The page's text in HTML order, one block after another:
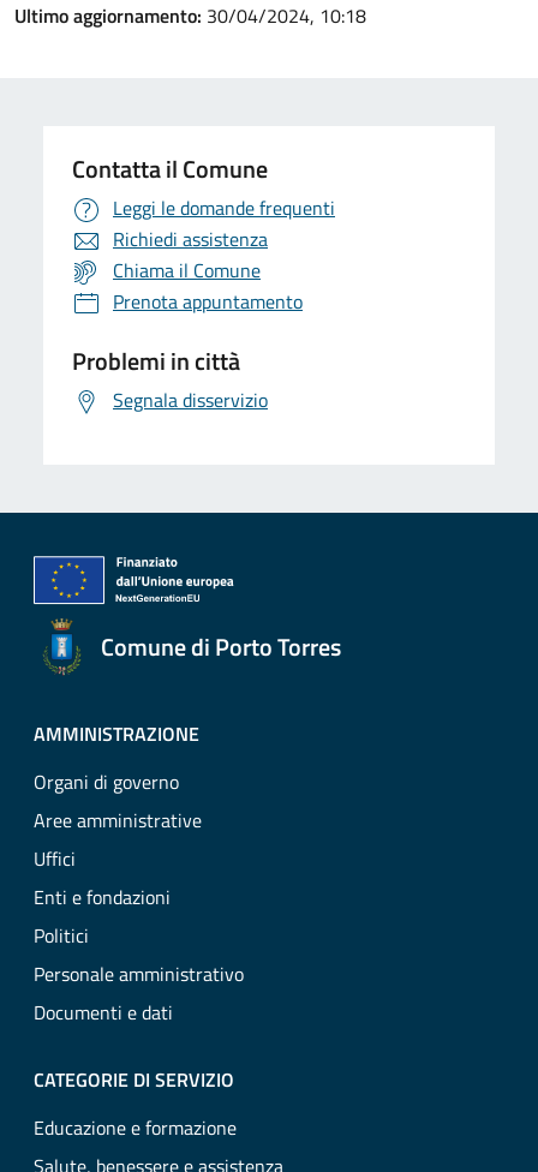
Ultimo aggiornamento: 30/04/2024, 10:18
Contatta il Comune
Leggi le domande frequenti
Richiedi assistenza
Chiama il Comune
Prenota appuntamento
Problemi in città
Segnala disservizio
Comune di Porto Torres
AMMINISTRAZIONE
Organi di governo
Aree amministrative
Uffici
Enti e fondazioni
Politici
Personale amministrativo
Documenti e dati
CATEGORIE DI SERVIZIO
Educazione e formazione
Salute, benessere e assistenza